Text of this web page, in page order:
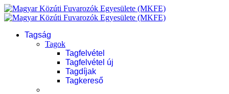
Tagság
Tagok
Tagfelvétel
Tagfelvétel új
Tagdíjak
Tagkereső